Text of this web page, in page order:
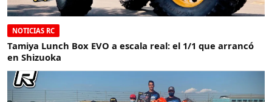
NOTICIAS RC
Tamiya Lunch Box EVO a escala real: el 1/1 que arrancó
en Shizuoka